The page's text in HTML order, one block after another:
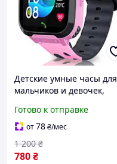
Детские умные часы для
мальчиков и девочек,
двусторонним вызовом
SOS 16 игр HD камера
Готово к отправке
от78₴/мес
780₴
1 200 ₴